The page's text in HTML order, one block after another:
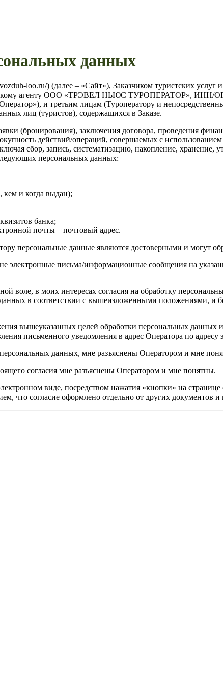
данных
loo.ru/) (далее – «Сайт»), Заказчиком туристских
агенту ООО «ТРЭВЕЛ НЬЮС ТУРОПЕРАТОР», ИНН/
и третьим лицам (Туроператору и
лиц (туристов), содержащихся в Заказе.
(бронирования), заключения договора, проведения
действий/операций, совершаемых с использованием
сбор, запись, систематизацию, накопление, хранение,
персональных данных:
кем и когда выдан);
банка;
почты – почтовый адрес.
персональные данные являются достоверными и могут
электронные письма/информационные сообщения на
воле, в моих интересах согласия на обработку
в соответствии с вышеизложенными положениями, и
вышеуказанных целей обработки персональных данных
письменного уведомления в адрес Оператора по адресу
данных, мне разъяснены Оператором и мне
согласия мне разъяснены Оператором и мне понятны.
виде, посредством нажатия «кнопки» на
что согласие оформлено отдельно от других документов